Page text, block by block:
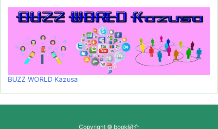
BUZZ WORLD Kazusa
Copyright © book紹介